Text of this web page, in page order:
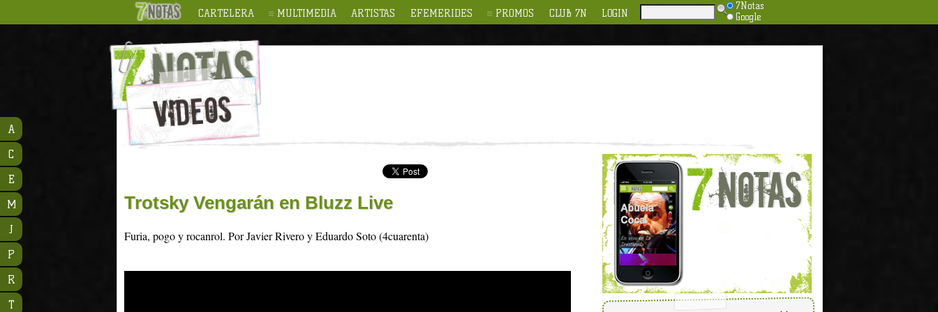
CARTELERA MULTIMEDIA ARTISTAS EFEMERIDES PROMOS CLUB 7N LOGIN
7Notas
Google
Trotsky Vengarán en Bluzz Live
Furia, pogo y rocanrol. Por Javier Rivero y Eduardo Soto (4cuarenta)
A
C
E
M
J
P
R
T